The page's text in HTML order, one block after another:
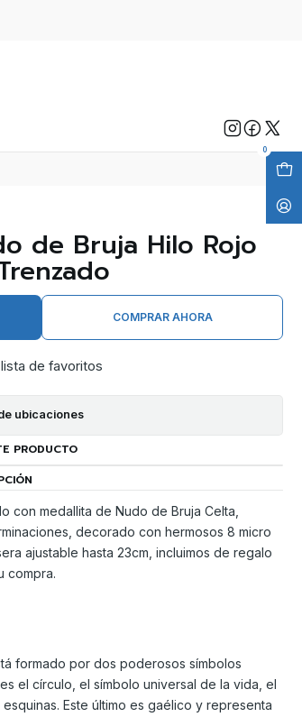
0
de Bruja Hilo Rojo
COMPRAR AHORA
de favoritos
ubicaciones
PRODUCTO
con medallita de Nudo de Bruja Celta,
decorado con hermosos 8 micro
ajustable hasta 23cm, incluimos de regalo
compra.
formado por dos poderosos símbolos
el círculo, el símbolo universal de la vida, el
Este último es gaélico y representa